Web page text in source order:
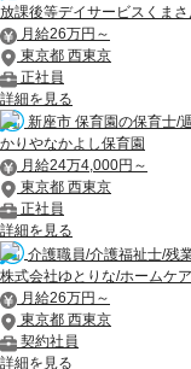
放課後等デイサービスくま
月給26万円～
東京都 西東京
正社員
詳細を見る
新座市 保育園の保育士/
かりやなかよし保育園
月給24万4,000円～
東京都 西東京
正社員
詳細を見る
介護職員/介護福祉士/残
株式会社ゆとりな/ホームケ
月給26万円～
東京都 西東京
契約社員
詳細を見る